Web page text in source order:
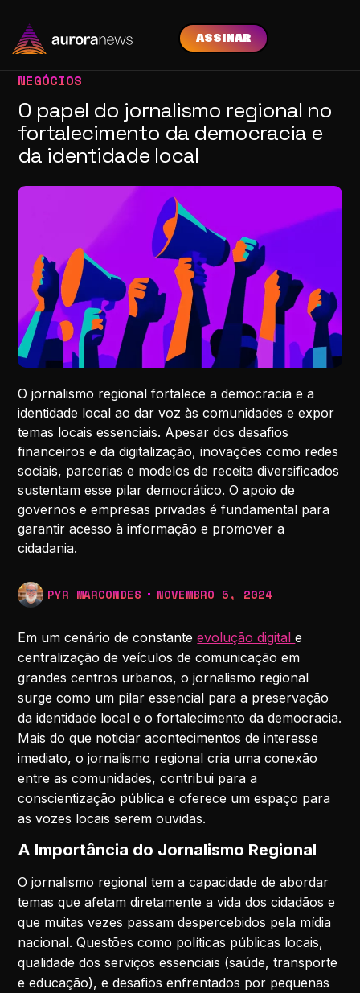
ASSINAR
NEGÓCIOS
O papel do jornalismo regional no
fortalecimento da democracia e
da identidade local
O jornalismo regional fortalece a democracia e a
identidade local ao dar voz às comunidades e expor
temas locais essenciais. Apesar dos desafios
financeiros e da digitalização, inovações como redes
sociais, parcerias e modelos de receita diversificados
sustentam esse pilar democrático. O apoio de
governos e empresas privadas é fundamental para
garantir acesso à informação e promover a
cidadania.
PYR MARCONDES NOVEMBRO 5, 2024
Em um cenário de constanteevolução digitale
centralização de veículos de comunicação em
grandes centros urbanos, o jornalismo regional
surge como um pilar essencial para a preservação
da identidade local e o fortalecimento da democracia.
Mais do que noticiar acontecimentos de interesse
imediato, o jornalismo regional cria uma conexão
entre as comunidades, contribui para a
conscientização pública e oferece um espaço para
as vozes locais serem ouvidas.
A Importância do Jornalismo Regional
O jornalismo regional tem a capacidade de abordar
temas que afetam diretamente a vida dos cidadãos e
que muitas vezes passam despercebidos pela mídia
nacional. Questões como políticas públicas locais,
qualidade dos serviços essenciais (saúde, transporte
e educação), e desafios enfrentados por pequenas